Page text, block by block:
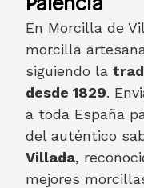
Palencia
En Morcilla de
morcilla
siguiendo la
desde 1829.
a toda España
del auténtico
Villada,
mejores